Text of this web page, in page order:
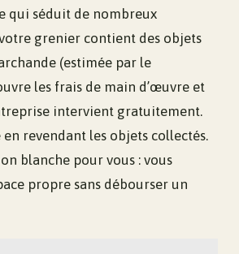
qui séduit de nombreux
grenier contient des objets
(estimée par le
les frais de main d’œuvre et
intervient gratuitement.
en revendant les objets collectés.
blanche pour vous : vous
propre sans débourser un